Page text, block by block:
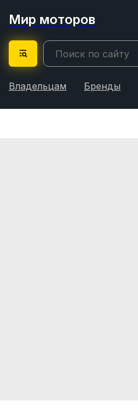
Мир моторов
Владельцам Бренды